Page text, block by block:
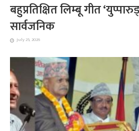
बहुप्रतिक्षित लिम्बू गीत
सार्वजनिक
July 25, 2026